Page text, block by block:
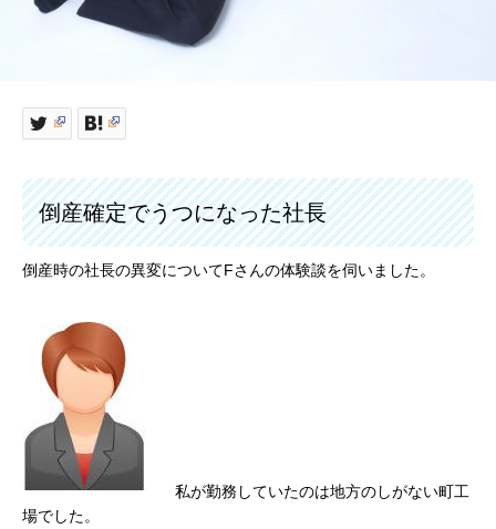
倒産確定でうつになった社長
倒産時の社長の異変についてFさんの体験談を伺いました。
私が勤務していたのは地方のしがない町工
場でした。